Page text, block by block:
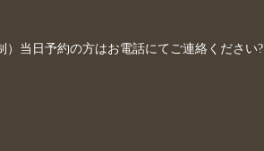
）当日予約の方はお電話にてご連絡ください?